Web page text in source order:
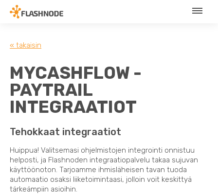
« takaisin
MYCASHFLOW -
PAYTRAIL
INTEGRAATIOT
Tehokkaat integraatiot
Huippua! Valitsemasi ohjelmistojen integrointi onnistuu
helposti, ja Flashnoden integraatiopalvelu takaa sujuvan
käyttöönoton. Tarjoamme ihmisläheisen tavan tuoda
automaatio osaksi liiketoimintaasi, jolloin voit keskittyä
tärkeämpiin asioihin.